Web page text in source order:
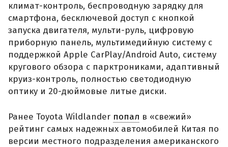
климат-контроль, беспроводную зарядку для
смартфона, бесключевой доступ с кнопкой
запуска двигателя, мульти-руль, цифровую
приборную панель, мультимедийную систему с
поддержкой Apple CarPlay/Android Auto, систему
кругового обзора с парктрониками, адаптивный
круиз-контроль, полностью светодиодную
оптику и 20-дюймовые литые диски.
Ранее Toyota Wildlander попал в «свежий»
рейтинг самых надежных автомобилей Китая по
версии местного подразделения американского